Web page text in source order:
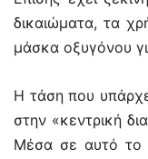
δικαιώματα, τα
μάσκα οξυγόνου
Η τάση που
στην «κεντρική
Μέσα σε αυτό το